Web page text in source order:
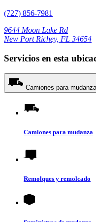
(727) 856-7981
9644 Moon Lake Rd
New Port Richey, FL 34654
Servicios en esta
Camiones para mudanza
Camiones para mudanza
Remolques y remolcado